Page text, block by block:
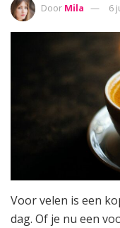
Door Mila 6
Voor velen is een
dag. Of je nu een